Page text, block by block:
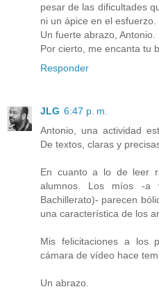
pesar de las dificultades
ni un ápice en el esfuerzo.
Un fuerte abrazo, Antonio.
Por cierto, me encanta tu
Responder
JLG 6:47 p. m.
Antonio, una actividad
De textos, claras y
En cuanto a lo de leer
alumnos. Los míos -a
Bachillerato)- parecen
una característica de los
Mis felicitaciones a los
cámara de vídeo hace
Un abrazo.